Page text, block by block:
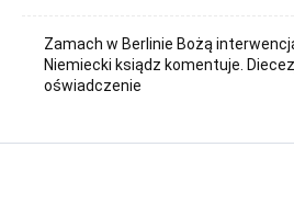
Zamach w Berlinie Bożą
Niemiecki ksiądz komentuje.
oświadczenie